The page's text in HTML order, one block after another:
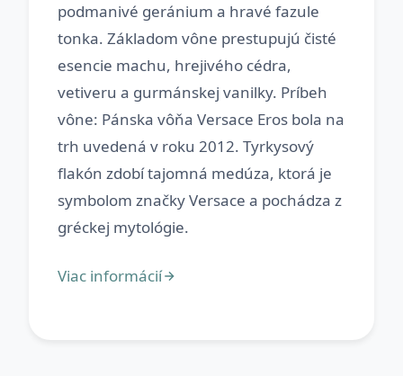
podmanivé geránium a hravé fazule
tonka. Základom vône prestupujú čisté
esencie machu, hrejivého cédra,
vetiveru a gurmánskej vanilky. Príbeh
vône: Pánska vôňa Versace Eros bola na
trh uvedená v roku 2012. Tyrkysový
flakón zdobí tajomná medúza, ktorá je
symbolom značky Versace a pochádza z